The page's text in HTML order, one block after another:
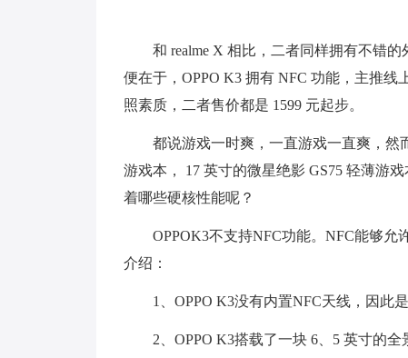
和 realme X 相比，二者同样拥有不错
便在于，OPPO K3 拥有 NFC 功能，主推线
照素质，二者售价都是 1599 元起步。
都说游戏一时爽，一直游戏一直爽，然
游戏本， 17 英寸的微星绝影 GS75 轻薄游
着哪些硬核性能呢？
OPPOK3不支持NFC功能。NFC能够
介绍：
1、OPPO K3没有内置NFC天线，因此
2、OPPO K3搭载了一块 6、5 英寸的